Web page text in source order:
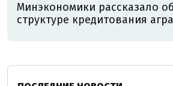
Минэкономики рассказало
структуре кредитования